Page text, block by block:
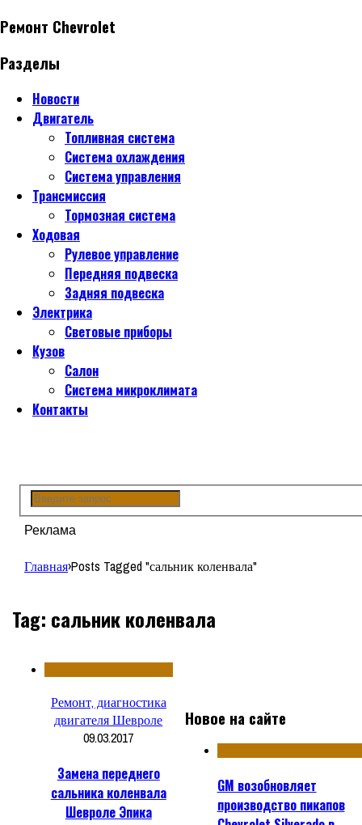
Ремонт Chevrolet
Разделы
Новости
Двигатель
Топливная система
Система охлаждения
Система управления
Трансмиссия
Тормозная система
Ходовая
Рулевое управление
Передняя подвеска
Задняя подвеска
Электрика
Световые приборы
Кузов
Салон
Система микроклимата
Контакты
Реклама
Главная›Posts Tagged "сальник коленвала"
Tag: сальник коленвала
Ремонт, диагностика
двигателя Шевроле
09.03.2017
Замена переднего
сальника коленвала
Шевроле Эпика
Новое на сайте
GM возобновляет
производство пикапов